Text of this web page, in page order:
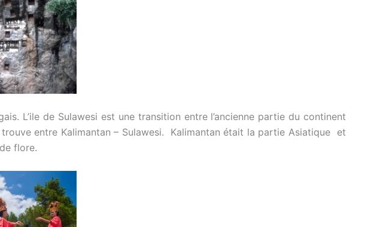
L’ile de Sulawesi est une transition entre l’ancienne partie du continent
entre Kalimantan – Sulawesi. Kalimantan était la partie Asiatique et
flore.